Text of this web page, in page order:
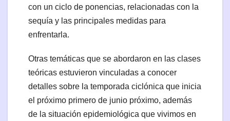
con un ciclo de ponencias, relacionadas con la
sequía y las principales medidas para
enfrentarla.
Otras temáticas que se abordaron en las clases
teóricas estuvieron vinculadas a conocer
detalles sobre la temporada ciclónica que inicia
el próximo primero de junio próximo, además
de la situación epidemiológica que vivimos en